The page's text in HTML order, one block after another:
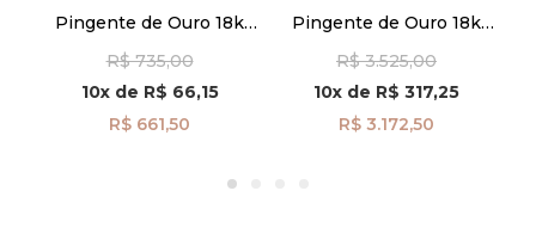
Pingente de Ouro 18k
R$ 735,00
10xde R$ 66,15
R$ 661,50
Pingente de Ouro 18k
Aparecida Duplo pi22555
R$ 3.525,00
10x de R$ 317,25
R$ 3.172,50